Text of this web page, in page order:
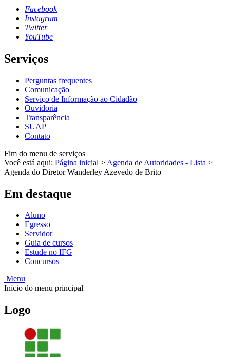
Facebook
Instagram
Twitter
YouTube
Serviços
Perguntas frequentes
Comunicação
Serviço de Informação ao Cidadão
Ouvidoria
Transparência
SUAP
Contato
Fim do menu de serviços
Você está aqui: Página inicial > Agenda de Autoridades - Lista >
Agenda do Diretor Wanderley Azevedo de Brito
Em destaque
Aluno
Egresso
Servidor
Guia de cursos
Estude no IFG
Concursos
Menu
Início do menu principal
Logo